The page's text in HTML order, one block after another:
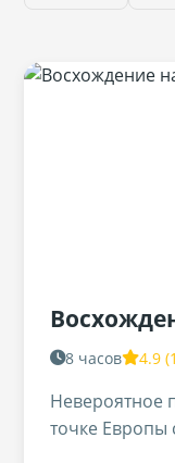
8 часов 4.9
Невероятное
точке